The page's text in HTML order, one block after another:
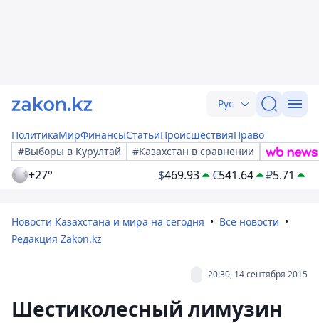
Рус
ПолитикаМирФинансыСтатьиПроисшествияПраво
#Выборы в Курултай
#Казахстан в сравнении
+27° $469.93 €541.64 ₽5.71
Новости Казахстана и мира на сегодня
Все новости
Редакция Zakon.kz
20:30, 14 сентября 2015
Шестиколесный лимузин